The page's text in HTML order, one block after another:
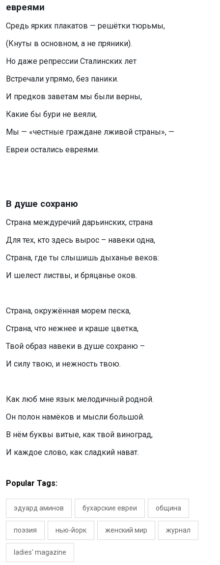
евреями
Средь ярких плакатов — решётки тюрьмы,
(Кнуты в основном, а не пряники).
Но даже репрессии Сталинских лет
Встречали упрямо, без паники.
И предков заветам мы были верны,
Какие бы бури не веяли,
Мы — «честные граждане лживой страны», —
Евреи остались евреями.
В душе сохраню
Страна междуречий дарьинских, страна
Для тех, кто здесь вырос – навеки одна,
Страна, где ты слышишь дыханье веков:
И шелест листвы, и бряцанье оков.
Страна, окружённая морем песка,
Страна, что нежнее и краше цветка,
Твой образ навеки в душе сохраню –
И силу твою, и нежность твою.
Как люб мне язык мелодичный родной.
Он полон намёков и мысли большой.
В нём буквы витые, как твой виноград,
И каждое слово, как сладкий нават.
Popular Tags:
эдуард аминов бухарские евреи община
поэзия нью-йорк женский мир журнал
ladies' magazine